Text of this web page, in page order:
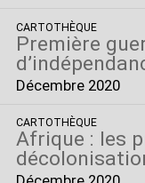
CARTOTHÈQUE
Première
Décembre 2020
CARTOTHÈQUE
Afrique : les